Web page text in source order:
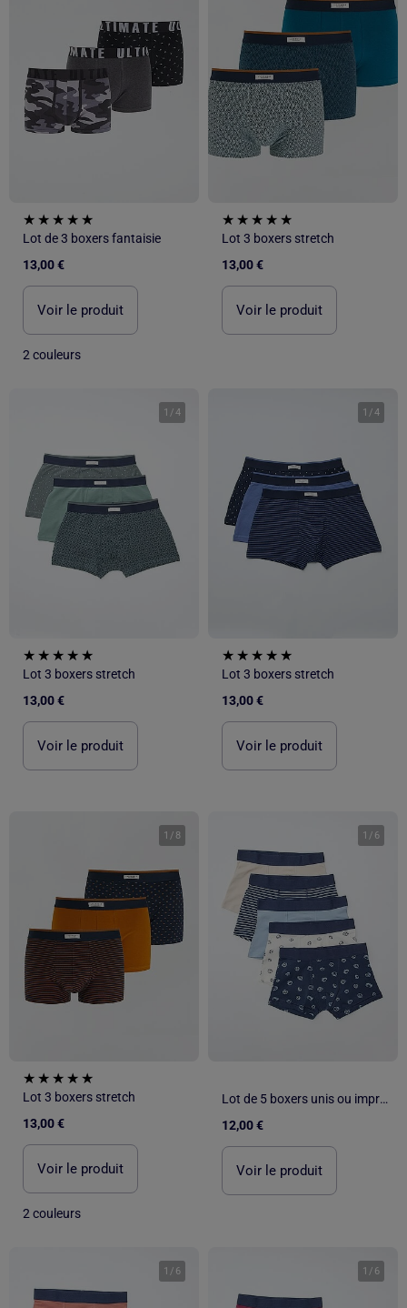
Lot de 3 boxers fantaisie
13,00 €
Voir le produit
2 couleurs
Lot 3 boxers stretch
13,00 €
Voir le produit
1 /4
Lot 3 boxers stretch
13,00 €
Voir le produit
1 /4
Lot 3 boxers stretch
13,00 €
Voir le produit
1 / 8
Lot 3 boxers stretch
13,00 €
Voir le produit
2 couleurs
1 / 6
Lot de 5 boxers unis ou imprimés
12,00 €
Voir le produit
1 / 6 1 / 6